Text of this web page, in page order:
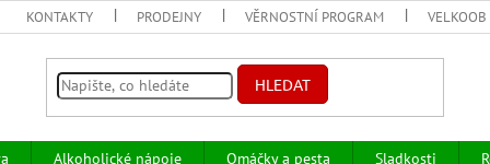
KONTAKTY PRODEJNY VĚRNOSTNÍ PROGRAM
HLEDAT
Alkoholické nápoje Omáčky a pesta Sladkosti